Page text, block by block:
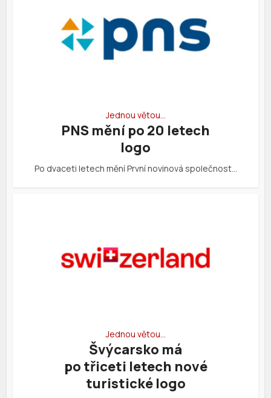
Jednou větou…
PNS mění po 20 letech
logo
Po dvaceti letech mění První novinová společnost…
Jednou větou…
Švýcarsko má
po třiceti letech nové
turistické logo